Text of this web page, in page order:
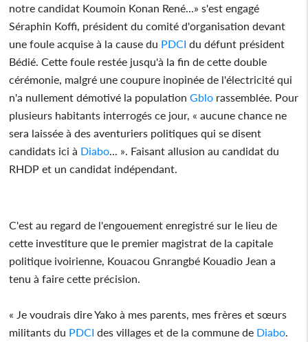
notre candidat Koumoin Konan René...» s'est engagé
Séraphin Koffi, président du comité d'organisation devant
une foule acquise à la cause du PDCI du défunt président
Bédié. Cette foule restée jusqu'à la fin de cette double
cérémonie, malgré une coupure inopinée de l'électricité qui
n'a nullement démotivé la population Gblo rassemblée. Pour
plusieurs habitants interrogés ce jour, « aucune chance ne
sera laissée à des aventuriers politiques qui se disent
candidats ici à Diabo ... ». Faisant allusion au candidat du
RHDP et un candidat indépendant.
C'est au regard de l'engouement enregistré sur le lieu de
cette investiture que le premier magistrat de la capitale
politique ivoirienne, Kouacou Gnrangbé Kouadio Jean a
tenu à faire cette précision.
« Je voudrais dire Yako à mes parents, mes frères et sœurs
militants du PDCI des villages et de la commune de Diabo